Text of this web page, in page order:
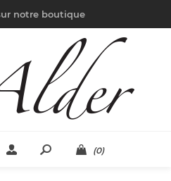
notre boutique
(0)